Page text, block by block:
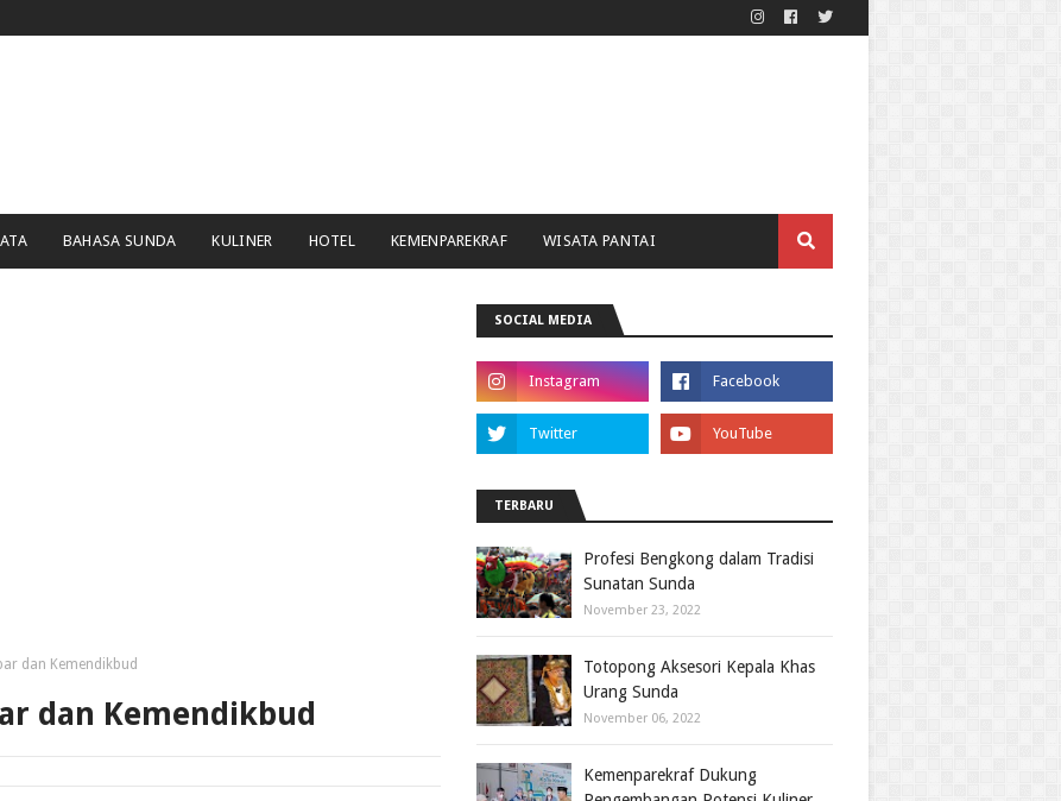
BAHASA SUNDA KULINER HOTEL KEMENPAREKRAF WISATA PANTAI
dan Kemendikbud
dan Kemendikbud
SOCIAL MEDIA
TERBARU
Profesi Bengkong dalam Tradisi
Sunatan Sunda
November 23, 2022
Totopong Aksesori Kepala Khas
Urang Sunda
November 06, 2022
Kemenparekraf Dukung